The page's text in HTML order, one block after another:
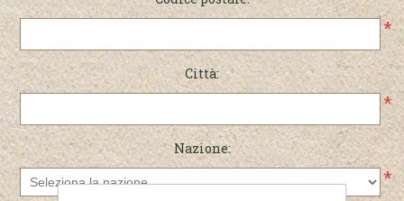
*
Città:
*
Nazione:
*